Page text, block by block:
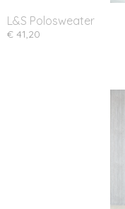
L&S Polosweater
€ 41,20